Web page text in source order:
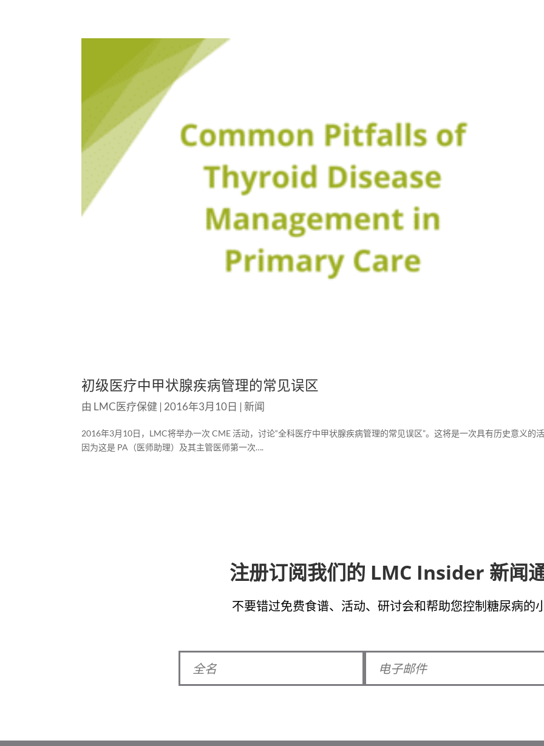
初级医疗中甲状腺疾病管理的常见误区
由 LMC医疗保健 | 2016年3月10日 |新闻
2016年3月10日，LMC将举办一次 CME 活动，讨论“全科医疗中甲状腺疾病管理的常见误区”。这将是一次具有历史意义的
因为这是 PA（医师助理）及其主管医师第一次….
注册订阅我们的 LMC Insider 新闻
不要错过免费食谱、活动、研讨会和帮助您控制糖尿病的